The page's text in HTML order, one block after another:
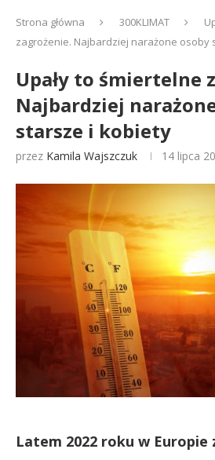
Strona główna 300KLIMAT
zagrożenie. Najbardziej narażone osoby
Upały to śmiertelne
Najbardziej
starsze i kobiety
przez Kamila Wajszczuk 14 lipca
Latem 2022 roku w Europie